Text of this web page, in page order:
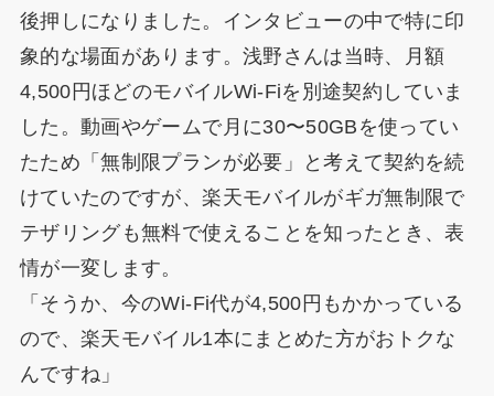
後押しになりました。インタビューの中で特に印
象的な場面があります。浅野さんは当時、月額
4,500円ほどのモバイルWi-Fiを別途契約していま
した。動画やゲームで月に30〜50GBを使ってい
たため「無制限プランが必要」と考えて契約を続
けていたのですが、楽天モバイルがギガ無制限で
テザリングも無料で使えることを知ったとき、表
情が一変します。
「そうか、今のWi-Fi代が4,500円もかかっている
ので、楽天モバイル1本にまとめた方がおトクな
んですね」